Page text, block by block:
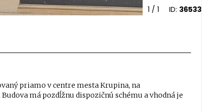
ID: 36533
1 / 1
priamo v centre mesta Krupina, na
má pozdĺžnu dispozičnú schému a vhodná je